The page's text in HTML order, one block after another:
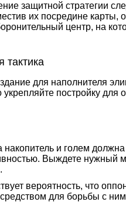
защитной стратегии
их посредине карты,
центр, на
тактика
для наполнителя
укрепляйте постройку для
накопитель и голем
Выждете нужный
вероятность, что
для борьбы с